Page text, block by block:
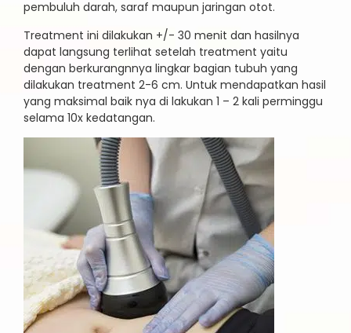
pembuluh darah, saraf maupun jaringan otot.
Treatment ini dilakukan +/- 30 menit dan hasilnya
dapat langsung terlihat setelah treatment yaitu
dengan berkurangnnya lingkar bagian tubuh yang
dilakukan treatment 2-6 cm. Untuk mendapatkan hasil
yang maksimal baik nya di lakukan 1 – 2 kali perminggu
selama 10x kedatangan.